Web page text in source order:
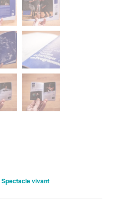
Spectacle vivant